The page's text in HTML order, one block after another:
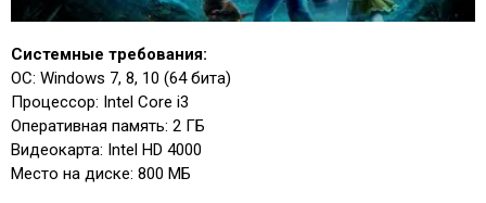
Системные требования:
ОС: Windows 7, 8, 10 (64 бита)
Процессор: Intel Core i3
Оперативная память: 2 ГБ
Видеокарта: Intel HD 4000
Место на диске: 800 МБ